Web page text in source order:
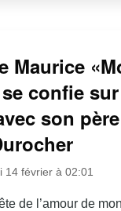
Maurice
confie
son
14 février à 02:01
de l’amour de mon